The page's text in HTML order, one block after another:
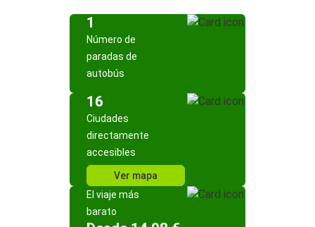
1
Número de
paradas de
autobús
16
Ciudades
directamente
accesibles
Ver mapa
El viaje más
barato